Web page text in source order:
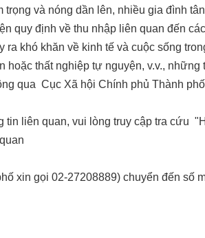
trọng và nóng dần lên, nhiều gia đình
quy định về thu nhập liên quan đến
ra khó khăn về kinh tế và cuộc sống
hoặc thất nghiệp tự nguyện, v.v.,
qua Cục Xã hội Chính phủ Thành
tin liên quan, vui lòng truy cập tra cứu
xin gọi 02-27208889) chuyển đến số